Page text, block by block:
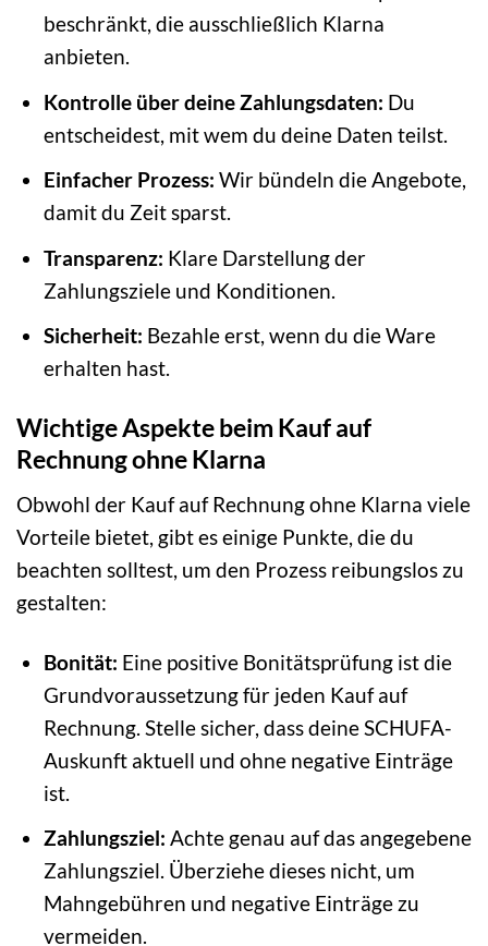
beschränkt, die ausschließlich Klarna
anbieten.
Kontrolle über deine Zahlungsdaten: Du
entscheidest, mit wem du deine Daten teilst.
Einfacher Prozess: Wir bündeln die Angebote,
damit du Zeit sparst.
Transparenz: Klare Darstellung der
Zahlungsziele und Konditionen.
Sicherheit: Bezahle erst, wenn du die Ware
erhalten hast.
Wichtige Aspekte beim Kauf auf
Rechnung ohne Klarna
Obwohl der Kauf auf Rechnung ohne Klarna viele
Vorteile bietet, gibt es einige Punkte, die du
beachten solltest, um den Prozess reibungslos zu
gestalten:
Bonität: Eine positive Bonitätsprüfung ist die
Grundvoraussetzung für jeden Kauf auf
Rechnung. Stelle sicher, dass deine SCHUFA-
Auskunft aktuell und ohne negative Einträge
ist.
Zahlungsziel: Achte genau auf das angegebene
Zahlungsziel. Überziehe dieses nicht, um
Mahngebühren und negative Einträge zu
vermeiden.